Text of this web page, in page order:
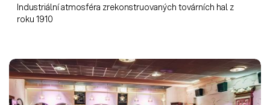
Industriální atmosféra zrekonstruovaných továrních hal z
roku 1910